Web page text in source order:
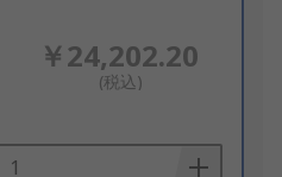
￥24,202.20
(税込)